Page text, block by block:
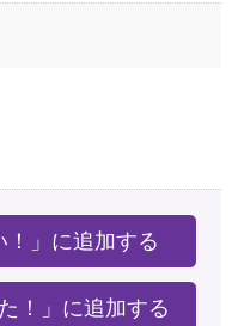
！」に追加する
！」に追加する